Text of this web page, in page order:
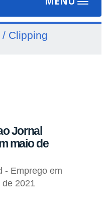
Toggle
Clipping
Jornal
maio de
- Emprego em
2021